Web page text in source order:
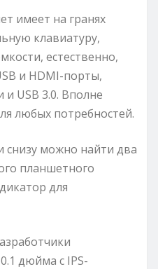
имеет на гранях
клавиатуру,
естественно,
и HDMI-порты,
и USB 3.0. Вполне
любых потребностей.
снизу можно найти два
планшетного
для
дюйма с IPS-